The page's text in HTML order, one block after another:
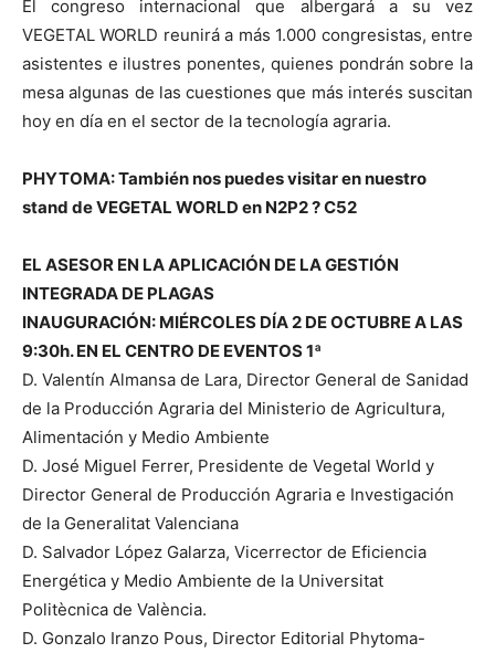
El congreso internacional que albergará a su vez
VEGETAL WORLD reunirá a más 1.000 congresistas, entre
asistentes e ilustres ponentes, quienes pondrán sobre la
mesa algunas de las cuestiones que más interés suscitan
hoy en día en el sector de la tecnología agraria.
PHYTOMA: También nos puedes visitar en nuestro
stand de VEGETAL WORLD en N2P2 ? C52
EL ASESOR EN LA APLICACIÓN DE LA GESTIÓN
INTEGRADA DE PLAGAS
INAUGURACIÓN: MIÉRCOLES DÍA 2 DE OCTUBRE A LAS
9:30h. EN EL CENTRO DE EVENTOS 1ª
D. Valentín Almansa de Lara, Director General de Sanidad
de la Producción Agraria del Ministerio de Agricultura,
Alimentación y Medio Ambiente
D. José Miguel Ferrer, Presidente de Vegetal World y
Director General de Producción Agraria e Investigación
de la Generalitat Valenciana
D. Salvador López Galarza, Vicerrector de Eficiencia
Energética y Medio Ambiente de la Universitat
Politècnica de València.
D. Gonzalo Iranzo Pous, Director Editorial Phytoma-